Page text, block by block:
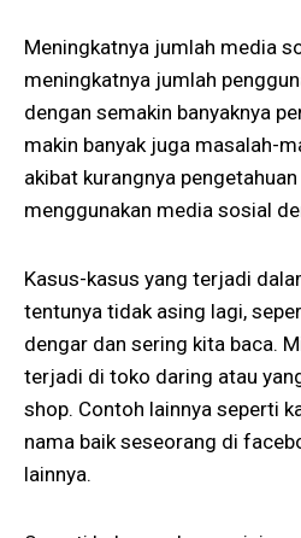
Meningkatnya jumlah media
meningkatnya jumlah
dengan semakin banyaknya
makin banyak juga masalah-
akibat kurangnya
menggunakan media sosial
Kasus-kasus yang terjadi
tentunya tidak asing lagi,
dengar dan sering kita baca.
terjadi di toko daring atau
shop. Contoh lainnya seperti
nama baik seseorang di
lainnya.